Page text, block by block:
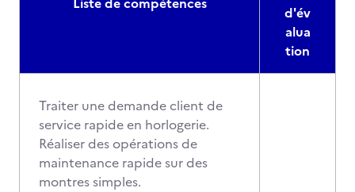
d'év
alua
tion
Traiter une demande client de
service rapide en horlogerie.
Réaliser des opérations de
maintenance rapide sur des
montres simples.